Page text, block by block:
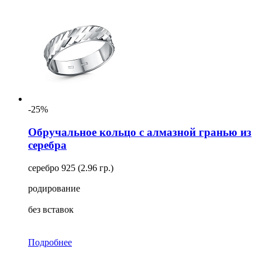
-25%
Обручальное кольцо с алмазной гранью из
серебра
серебро 925 (2.96 гр.)
родирование
без вставок
Подробнее